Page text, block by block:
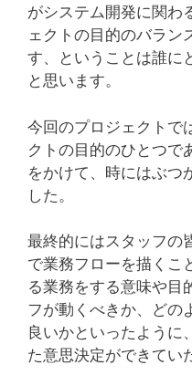
がシステム開発に関わ
ェクトの目的のバラン
す、ということは誰に
と思います。
今回のプロジェクトで
クトの目的のひとつで
をかけて、時にはぶつ
した。
最終的にはスタッフの
で業務フローを描くこ
る業務をする意味や目
フが動くべきか、どの
良いかといったように
た意思決定ができてい